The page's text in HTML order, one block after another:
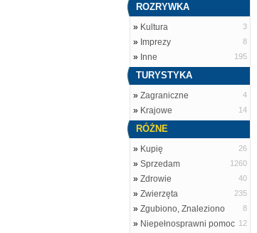
ROZRYWKA
» Kultura 3
» Imprezy 8
» Inne 195
TURYSTYKA
» Zagraniczne 4
» Krajowe 14
RÓŻNE
» Kupię 26
» Sprzedam 1260
» Zdrowie 40
» Zwierzęta 235
» Zgubiono, Znaleziono 8
» Niepełnosprawni pomoc 12